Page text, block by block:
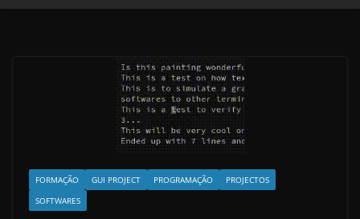
FORMAÇÃO GUI PROJECT PROGRAMAÇÃO
PROJECTOS
SOFTWARES